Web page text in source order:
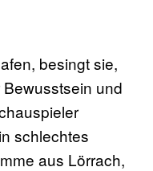
besingt sie,
und
schlechtes
aus Lörrach,